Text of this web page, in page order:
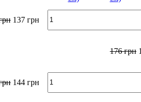
137 грн
176грн
144 грн